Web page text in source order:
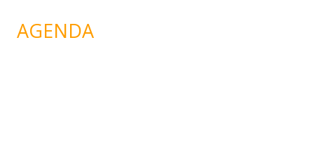
AGENDA